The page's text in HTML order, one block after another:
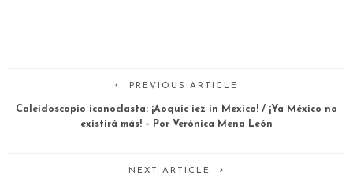
PREVIOUS ARTICLE
Caleidoscopio iconoclasta: ¡Aoquic iez in Mexico! / ¡Ya México no
existirá más! – Por Verónica Mena León
NEXT ARTICLE